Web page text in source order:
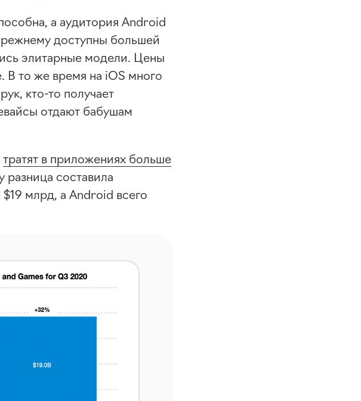
а аудитория Android
доступны большей
элитарные модели. Цены
В то же время на iOS много
кто-то получает
отдают бабушам
тратят в приложениях больше
составила
млрд, а Android всего